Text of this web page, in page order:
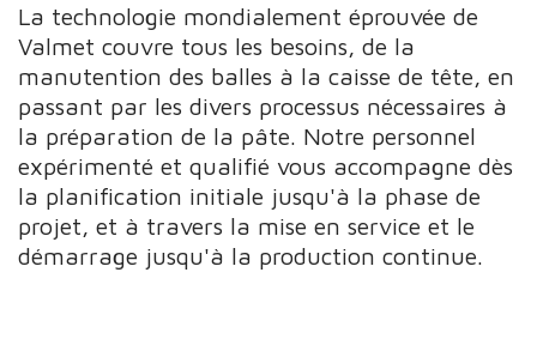
La technologie mondialement éprouvée de
Valmet couvre tous les besoins, de la
manutention des balles à la caisse de tête, en
passant par les divers processus nécessaires à
la préparation de la pâte. Notre personnel
expérimenté et qualifié vous accompagne dès
la planification initiale jusqu'à la phase de
projet, et à travers la mise en service et le
démarrage jusqu'à la production continue.